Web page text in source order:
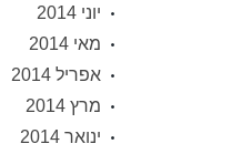
יוני 2014
מאי 2014
אפריל 2014
מרץ 2014
ינואר 2014